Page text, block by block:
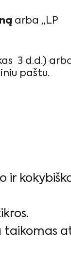
arba „LP
3 d.d.)
paštu.
ir
taikomas